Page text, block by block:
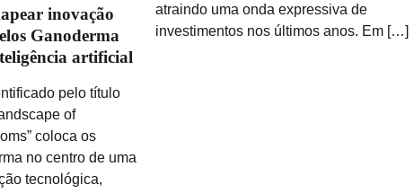
inovação
Ganoderma
artificial
pelo título
of
coloca os
no centro de uma
tecnológica,
atraindo uma onda expressiva de
investimentos nos últimos anos. Em […]